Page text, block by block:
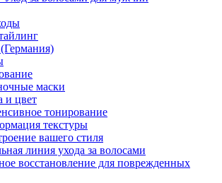
маски
и цвет
тонирование
текстуры
вашего стиля
линия ухода за волосами
восстановление для поврежденных